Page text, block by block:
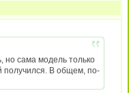
но сама модель только
получился. В общем, по-